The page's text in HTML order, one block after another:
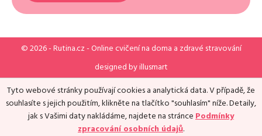
© 2026 - Rutina.cz- Online cvičení na doma a zdravé stravování
designed byillusmart
Tyto webové stránky používají cookies a analytická data. V případě, že
souhlasíte s jejich použitím, klikněte na tlačítko "souhlasím" níže. Detaily,
jak s Vašimi daty nakládáme, najdete na stránce Podmínky
zpracování osobních údajů.